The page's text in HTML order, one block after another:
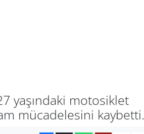
yaşındaki motosiklet
mücadelesini kaybetti.